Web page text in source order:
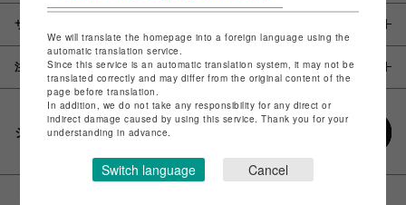
サイズ
注意事項
シェアする
We will translate the homepage into a foreign language using the
automatic translation service.
Since this service is an automatic translation system, it may not be
translated correctly and may differ from the original content of the
page before translation.
In addition, we do not take any responsibility for any direct or
indirect damage caused by using this service. Thank you for your
understanding in advance.
Switch language Cancel